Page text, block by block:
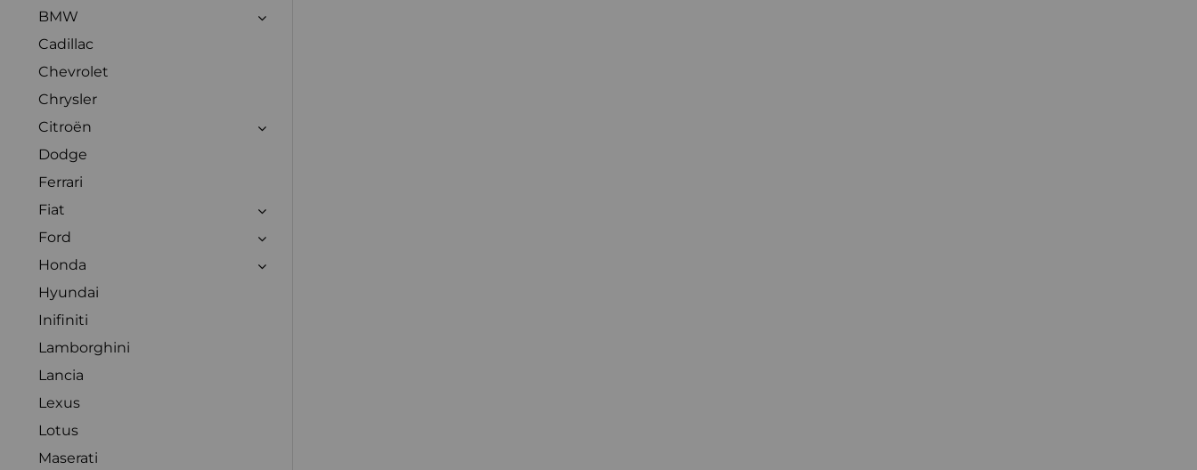
BMW
Cadillac
Chevrolet
Chrysler
Citroën
Dodge
Ferrari
Fiat
Ford
Honda
Hyundai
Inifiniti
Lamborghini
Lancia
Lexus
Lotus
Maserati